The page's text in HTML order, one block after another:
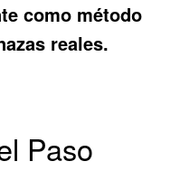
como método
reales.
Paso